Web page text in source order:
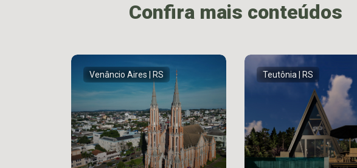
Confira mais conteúdos
Venâncio Aires | RS Teutônia | RS